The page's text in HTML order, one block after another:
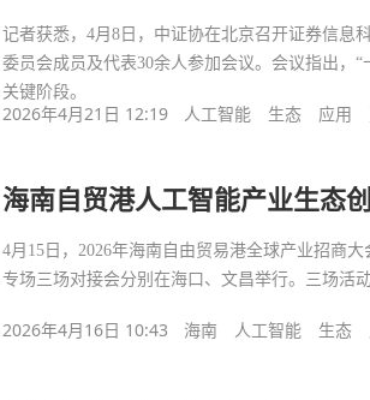
记者获悉，4月8日，中证协在北京召开证券信息
委员会成员及代表30余人参加会议。会议指出，
关键阶段。
2026年4月21日 12:19 人工智能 生态 应用
海南自贸港人工智能产业生态
4月15日，2026年海南自由贸易港全球产业招商
专场三场对接会分别在海口、文昌举行。三场活
2026年4月16日 10:43 海南 人工智能 生态